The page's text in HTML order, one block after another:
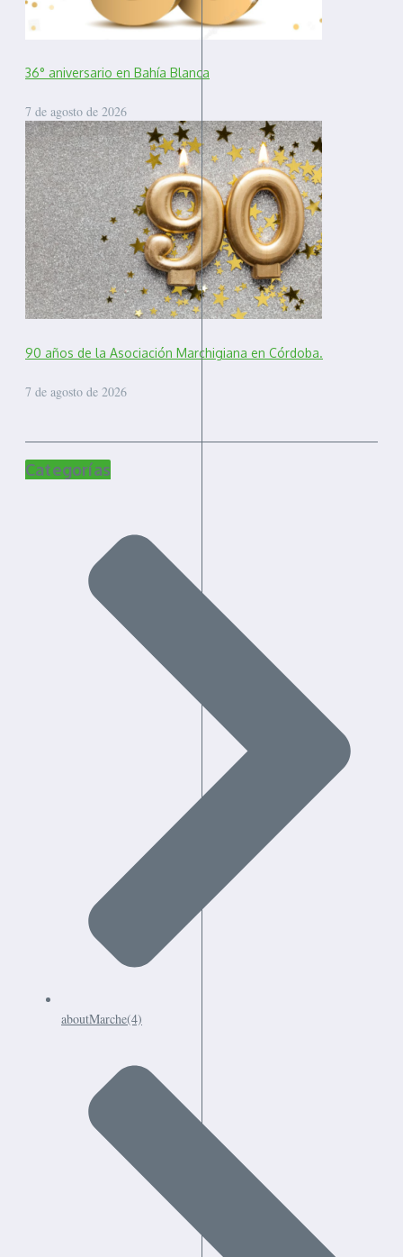
36° aniversario en Bahía Blanca
7 de agosto de 2026
90 años de la Asociación Marchigiana en Córdoba.
7 de agosto de 2026
Categorías
aboutMarche(4)